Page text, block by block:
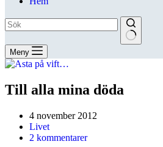
Meny
Till alla mina döda
4 november 2012
Livet
2 kommentarer